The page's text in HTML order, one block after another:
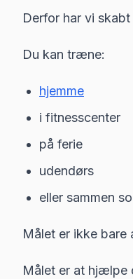
Derfor har vi
Du kan træne:
hjemme
i fitnesscenter
på ferie
udendørs
eller sammen
Målet er ikke bare
Målet er at hjælpe